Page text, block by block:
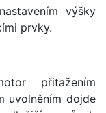
výšky
prvky.
přitažením
uvolněním dojde